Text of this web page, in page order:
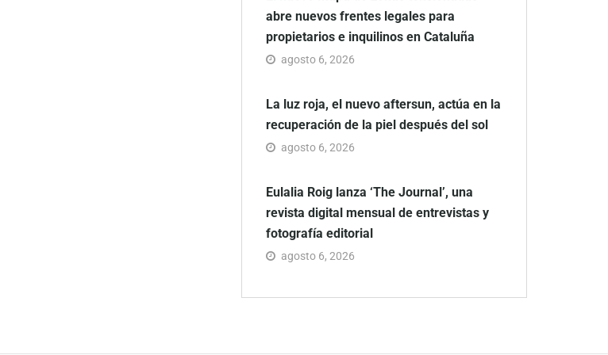
abre nuevos frentes legales para
propietarios e inquilinos en Cataluña
agosto 6, 2026
La luz roja, el nuevo aftersun, actúa en la
recuperación de la piel después del sol
agosto 6, 2026
Eulalia Roig lanza ‘The Journal’, una
revista digital mensual de entrevistas y
fotografía editorial
agosto 6, 2026